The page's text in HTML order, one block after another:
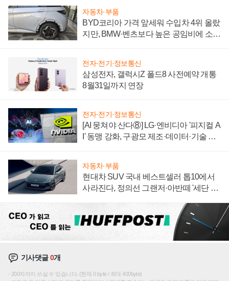
자동차·부품
BYD코리아 가격 앞세워 수입차 4위 올랐
지만, BMW·벤츠보다 높은 공임비에 소비
전자·전기·정보통신
삼성전자, 갤럭시Z 폴드8 사전예약 개통
8월31일까지 연장
전자·전기·정보통신
[AI 뭉쳐야 산다⑧] LG·엔비디아 '피지컬 A
I' 동맹 강화, 구광모 제조·데이터·기술 결
자동차·부품
현대차 SUV 국내 베스트셀러 톱10에서
사라진다, 정의선 그랜저·아반떼 '세단 쌍
기사댓글0개
200자까지 쓰실 수 있습니다. (현재 0 byte / 최대 400byte)